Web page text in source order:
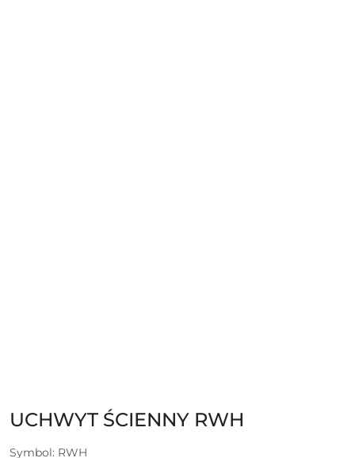
UCHWYT ŚCIENNY RWH
Symbol: RWH